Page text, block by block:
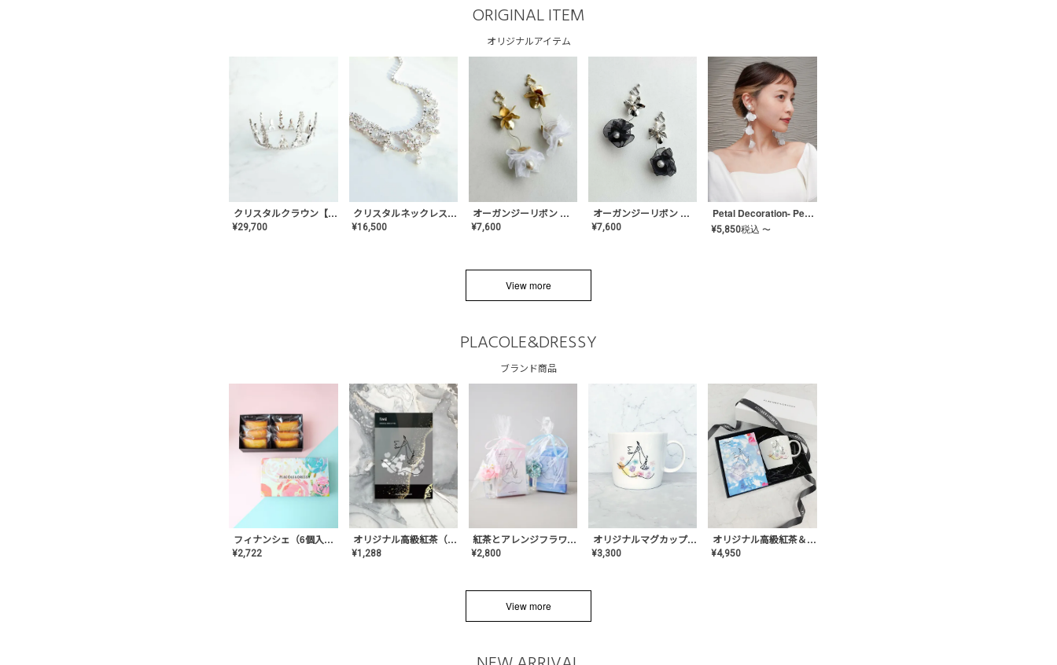
ORIGINAL ITEM
オリジナルアイテム
クリスタルクラウン【MA-COHD-01】韓国風クラウン/ウェディングクラウン/ティアラ
¥29,700
クリスタルネックレス-Lace【MA-CONL-02】
¥16,500
オーガンジーリボン バレリーナイヤリング&ピアス【White】〈PV-COER-12〉
¥7,600
オーガンジーリボン バレリーナイヤリング&ピアス【Black】〈PV-COER-11〉
¥7,600
Petal Decoration- Pearl【JA-COER-3】
¥5,850税込 〜
View more
PLACOLE&DRESSY
ブランド商品
フィナンシェ（6個入り）
¥2,722
オリジナル高級紅茶（TIME/タイム）【ギフト/プチギフト/プレゼント/内祝い/結婚式/オリジナル配合/高品質/ハーブティー/茶葉/記念日/お返し/手土産/美容/おしゃれ】
¥1,288
紅茶とアレンジフラワーのセット
¥2,800
オリジナルマグカップ【AT-TW-03】ギフトセット有/プレゼント/内祝い/結婚式/ペア/食器/テーブルウェア/記念日/お返し/特別/高級/おしゃれ
¥3,300
オリジナル高級紅茶＆マグカップ ギフト【AT-GF-02】ギフトセット/プレゼント/内祝い/結婚式/ハーブティー/高品質/マグカップ/食器/記念日/お返し/手土産/美容/おしゃれ
¥4,950
View more